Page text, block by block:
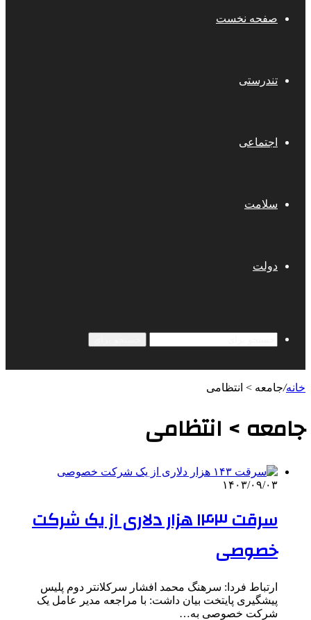
صفحه نخست
تندرستی
اجتماعی
سلامت
دولت
خانه/جامعه > انتظامی
جامعه > انتظامی
۱۴۰۳/۰۹/۰۳
سرقت ۱۴۳ هزار دلاری از یک شرکت
خصوصی
ارتباط فردا: سرهنگ محمد افشار سرکلانتر دوم پلیس
پیشگیری پایتخت بیان داشت: با مراجعه مدیر عامل یک
شرکت خصوصی به…